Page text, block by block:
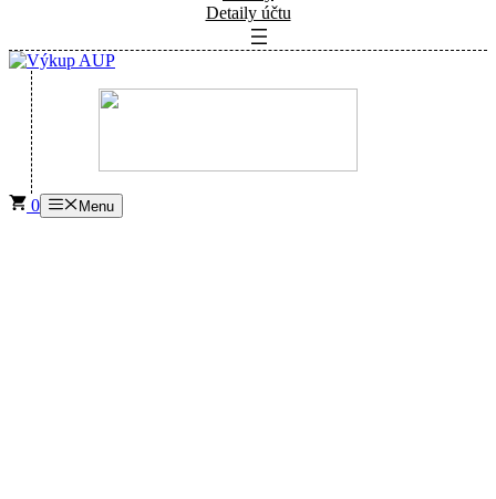
Detaily účtu
0 Menu